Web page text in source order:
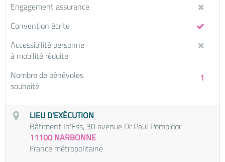
Engagement assurance
Convention écrite
Accessibilité personne
à mobilité réduite
1
Nombre de bénévoles
souhaité
LIEU D'EXÉCUTION
Bâtiment In'Ess, 30 avenue Dr Paul Pompidor
11100 NARBONNE
France métropolitaine